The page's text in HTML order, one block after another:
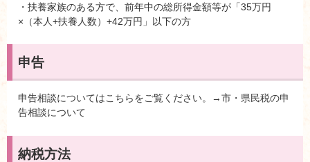
・扶養家族のある方で、前年中の総所得金額等が「35万円
×（本人+扶養人数）+42万円」以下の方
申告
申告相談についてはこちらをご覧ください。→市・県民税の申
告相談について
納税方法